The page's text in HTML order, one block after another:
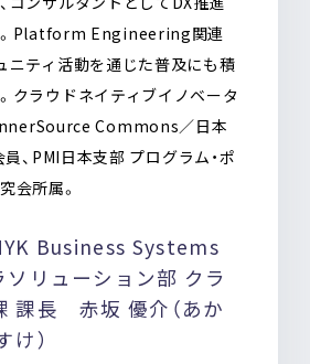
。Platform Engineering関連
ニティ活動を通じた普及にも積
クラウドネイティブイノベータ
Commons／日本
、PMI日本支部 プログラム・ポ
会所属。
Business Systems
ソリューション部 クラ
課長 赤坂 優介（あか
）